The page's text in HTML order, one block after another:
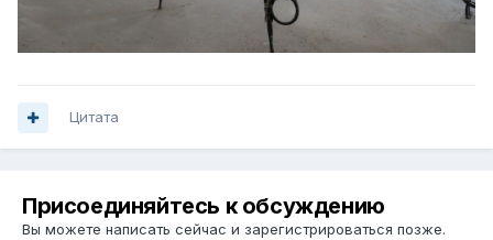
Цитата
Присоединяйтесь к обсуждению
Вы можете написать сейчас и зарегистрироваться позже.